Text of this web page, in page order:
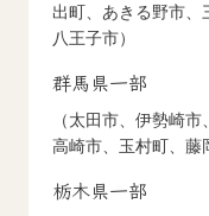
出町、あきる野市、
八王子市）
群馬県一部
（太田市、伊勢崎
高崎市、玉村町、藤
栃木県一部